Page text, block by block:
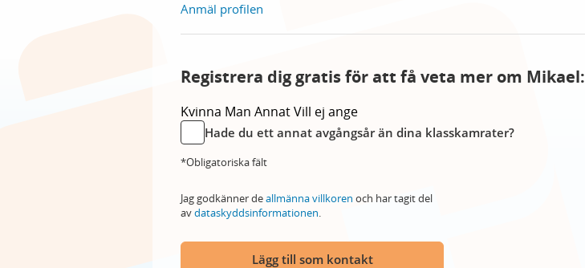
Anmäl profilen
Registrera dig gratis för att få veta mer om Mikael:
Kvinna Man AnnatVill ej ange
Hade du ett annat avgångsår än dina klasskamrater?
*Obligatoriska fält
Jag godkänner deallmänna villkoren och har tagit del
avdataskyddsinformationen.
Lägg till som kontakt